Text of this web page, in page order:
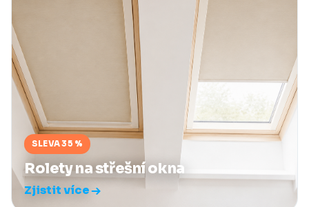
SLEVA 35 %
Rolety na střešní okna
Zjistit více